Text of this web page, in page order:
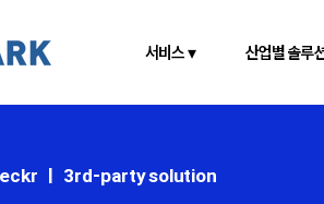
서비스 ▾ 산업별 솔루
| 3rd-party solution